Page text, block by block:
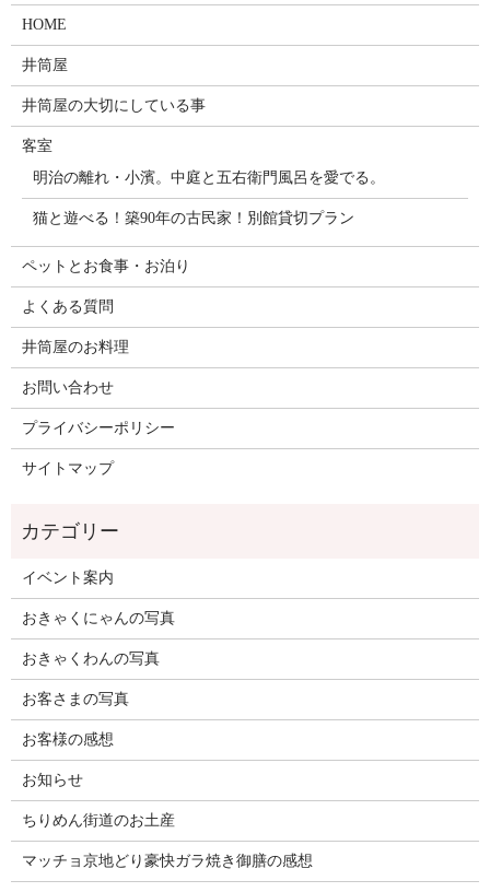
HOME
井筒屋
井筒屋の大切にしている事
客室
明治の離れ・小濱。中庭と五右衛門風呂を愛でる。
猫と遊べる！築90年の古民家！別館貸切プラン
ペットとお食事・お泊り
よくある質問
井筒屋のお料理
お問い合わせ
プライバシーポリシー
サイトマップ
イベント案内
おきゃくにゃんの写真
おきゃくわんの写真
お客さまの写真
お客様の感想
お知らせ
ちりめん街道のお土産
マッチョ京地どり豪快ガラ焼き御膳の感想